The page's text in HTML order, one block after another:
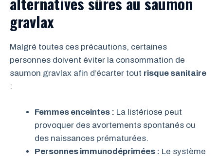
gravlax
Malgré toutes ces précautions, certaines
personnes doivent éviter la consommation de
saumon gravlax afin d’écarter tout risque sanitaire
:
Femmes enceintes : La listériose peut
provoquer des avortements spontanés ou
des naissances prématurées.
Personnes immunodéprimées : Le système